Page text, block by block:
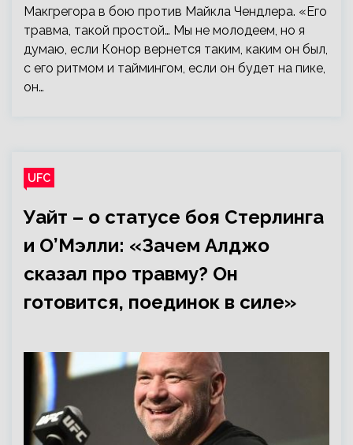
Макгрегора в бою против Майкла Чендлера. «Его
травма, такой простой… Мы не молодеем, но я
думаю, если Конор вернется таким, каким он был,
с его ритмом и таймингом, если он будет на пике,
он…
UFC
Уайт – о статусе боя Стерлинга
и О’Мэлли: «Зачем Алджо
сказал про травму? Он
готовится, поединок в силе»